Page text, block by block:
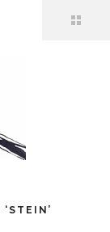
‘STEIN ’